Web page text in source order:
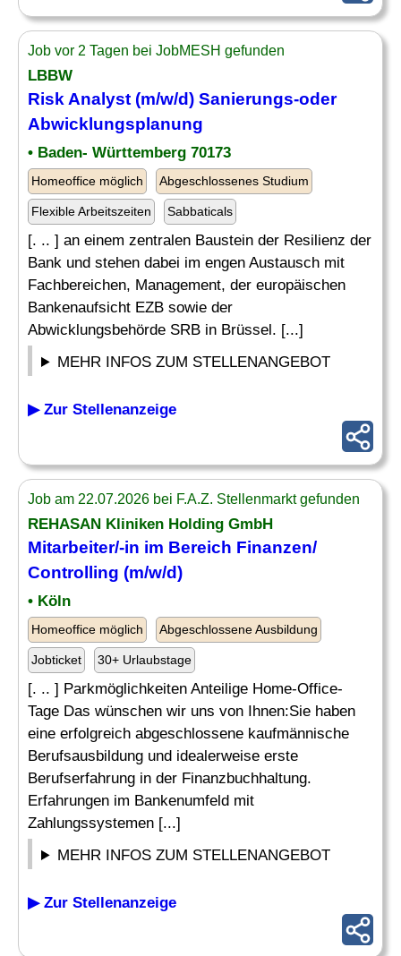
Job vor 2 Tagen bei JobMESH gefunden
LBBW
Risk Analyst (m/w/d) Sanierungs-oder
Abwicklungsplanung
• Baden- Württemberg 70173
Homeoffice möglich Abgeschlossenes Studium
Flexible Arbeitszeiten Sabbaticals
[. .. ] an einem zentralen Baustein der Resilienz der
Bank und stehen dabei im engen Austausch mit
Fachbereichen, Management, der europäischen
Bankenaufsicht EZB sowie der
Abwicklungsbehörde SRB in Brüssel. [...]
MEHR INFOS ZUM STELLENANGEBOT
▶ Zur Stellenanzeige
Job am 22.07.2026 bei F.A.Z. Stellenmarkt gefunden
REHASAN Kliniken Holding GmbH
Mitarbeiter/-in im Bereich Finanzen/
Controlling (m/w/d)
• Köln
Homeoffice möglich Abgeschlossene Ausbildung
Jobticket 30+ Urlaubstage
[. .. ] Parkmöglichkeiten Anteilige Home-Office-
Tage Das wünschen wir uns von Ihnen:Sie haben
eine erfolgreich abgeschlossene kaufmännische
Berufsausbildung und idealerweise erste
Berufserfahrung in der Finanzbuchhaltung.
Erfahrungen im Bankenumfeld mit
Zahlungssystemen [...]
MEHR INFOS ZUM STELLENANGEBOT
▶ Zur Stellenanzeige